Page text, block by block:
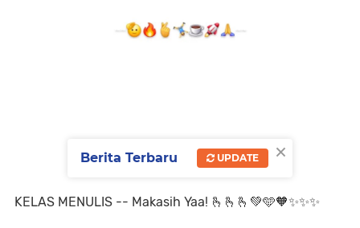
KELAS MENULIS -- Makasih Yaa! 🫰🫰🫰💚🩵🧡✨️✨️✨️
×
Berita Terbaru UPDATE